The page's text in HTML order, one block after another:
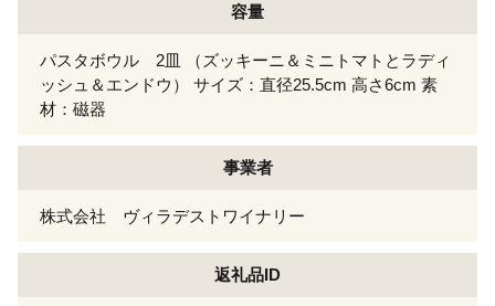
容量
パスタボウル 2皿 （ズッキーニ＆ミニトマトとラディ
ッシュ＆エンドウ） サイズ：直径25.5cm 高さ6cm 素
材：磁器
事業者
株式会社 ヴィラデストワイナリー
返礼品ID